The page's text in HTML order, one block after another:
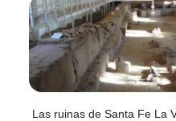
Las ruinas de Santa Fe La